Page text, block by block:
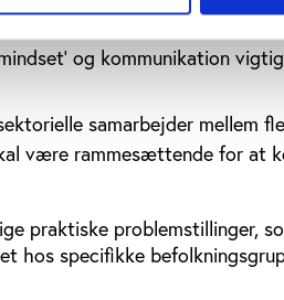
og kommunikation
samarbejder mellem
være rammesættende for at
praktiske problemstillinger,
hos specifikke